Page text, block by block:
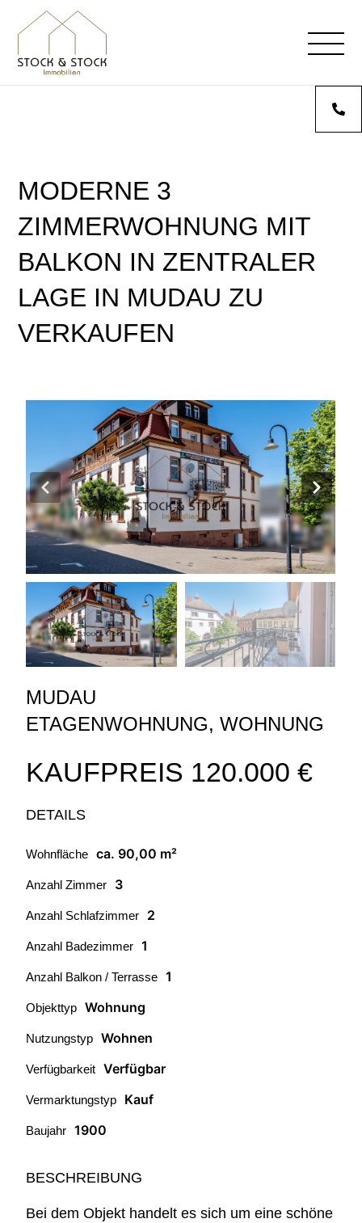
MODERNE 3
ZIMMERWOHNUNG MIT
BALKON IN ZENTRALER
LAGE IN MUDAU ZU
VERKAUFEN
MUDAU
ETAGENWOHNUNG,WOHNUNG
KAUFPREIS 120.000 €
DETAILS
Wohnfläche ca. 90,00 m²
Anzahl Zimmer 3
Anzahl Schlafzimmer 2
Anzahl Badezimmer 1
Anzahl Balkon / Terrasse 1
Objekttyp Wohnung
Nutzungstyp Wohnen
Verfügbarkeit Verfügbar
Vermarktungstyp Kauf
Baujahr 1900
BESCHREIBUNG
Bei dem Objekt handelt es sich um eine schöne